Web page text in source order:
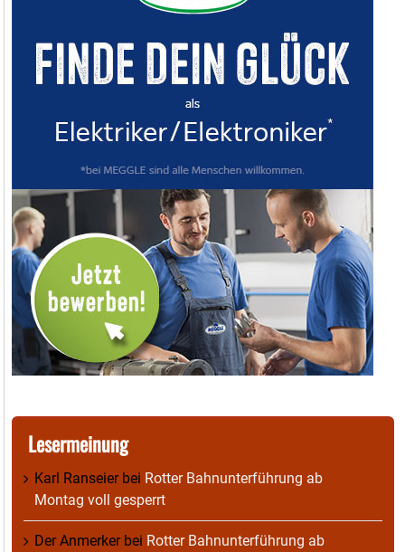
Lesermeinung
Karl Ranseierbei Rotter Bahnunterführung ab
Montag voll gesperrt
Der Anmerkerbei Rotter Bahnunterführung ab